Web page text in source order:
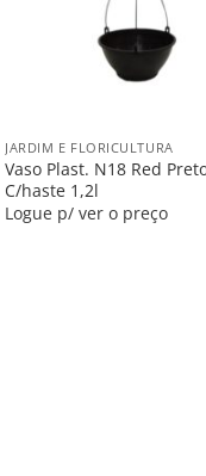
JARDIM E FLORICULTURA
Vaso Plast. N18 Red
C/haste 1,2l
Logue p/ ver o preço